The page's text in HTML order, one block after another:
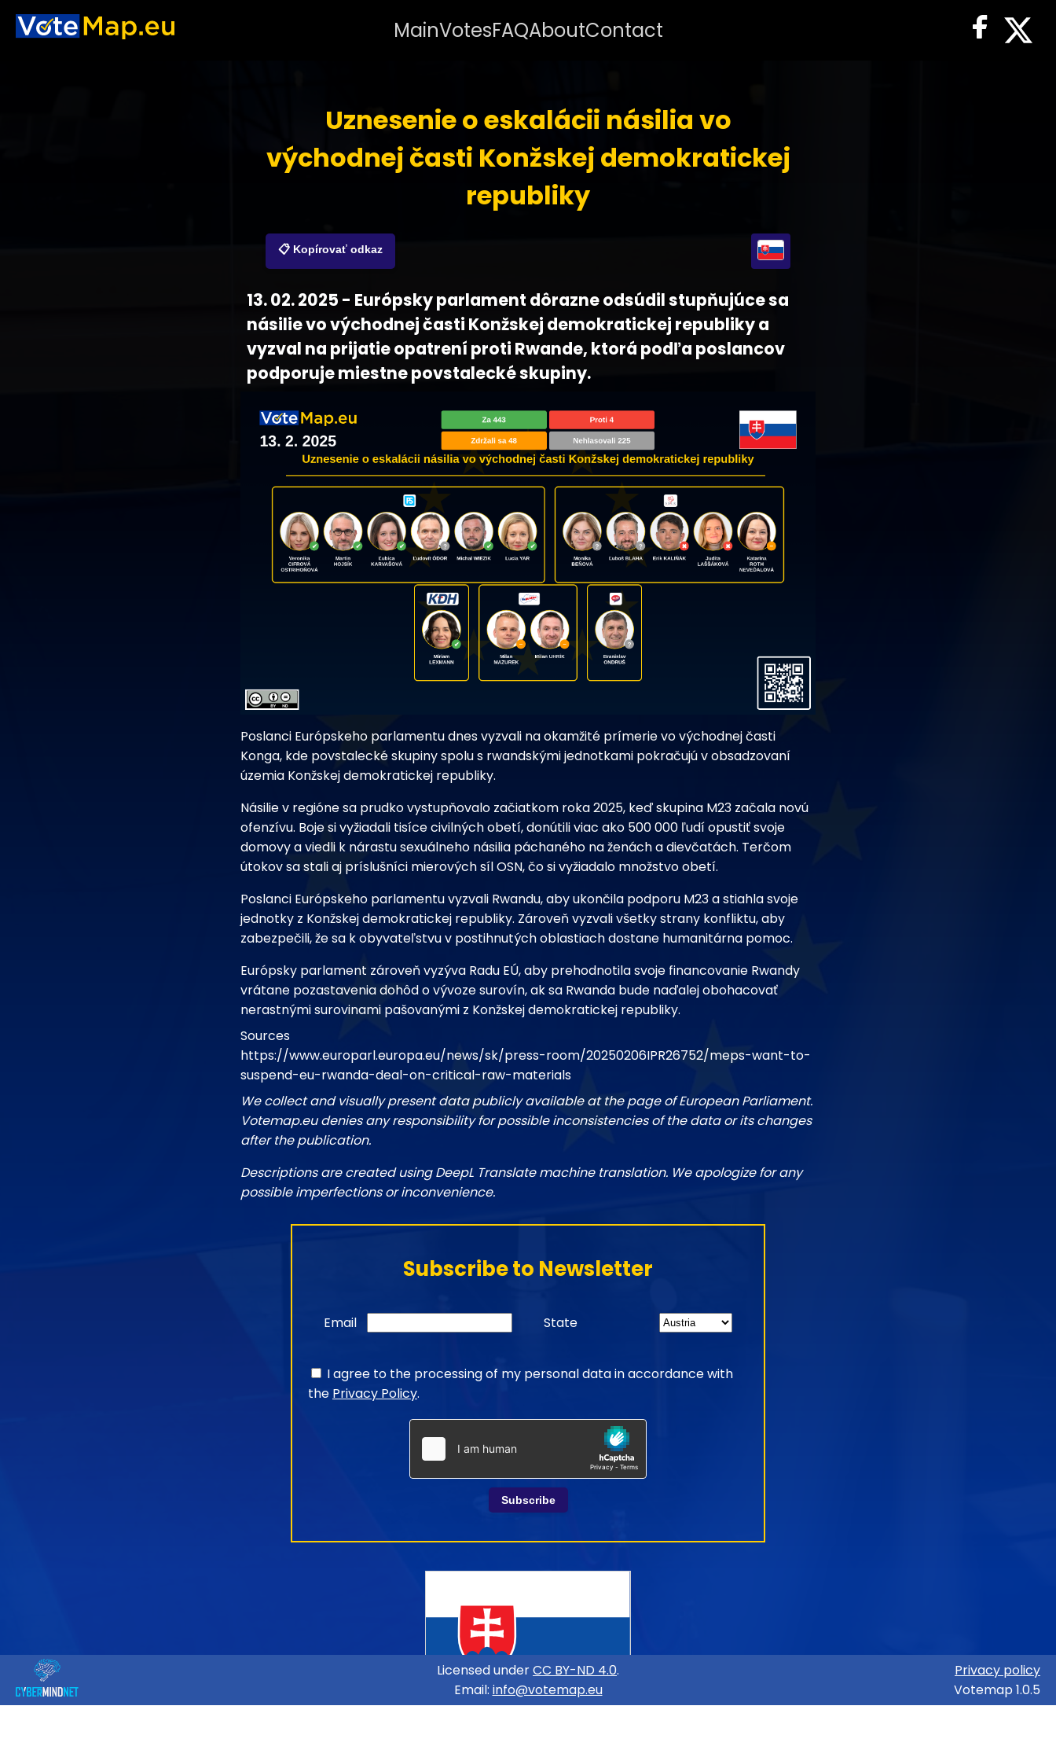
MainVotesFAQAboutContact
Uznesenie o eskalácii násilia vo
východnej časti Konžskej demokratickej
republiky
📋 Kopírovať odkaz
13. 02. 2025 - Európsky parlament dôrazne odsúdil stupňujúce sa
násilie vo východnej časti Konžskej demokratickej republiky a
vyzval na prijatie opatrení proti Rwande, ktorá podľa poslancov
podporuje miestne povstalecké skupiny.
Poslanci Európskeho parlamentu dnes vyzvali na okamžité prímerie vo východnej časti
Konga, kde povstalecké skupiny spolu s rwandskými jednotkami pokračujú v obsadzovaní
územia Konžskej demokratickej republiky.
Násilie v regióne sa prudko vystupňovalo začiatkom roka 2025, keď skupina M23 začala novú
ofenzívu. Boje si vyžiadali tisíce civilných obetí, donútili viac ako 500 000 ľudí opustiť svoje
domovy a viedli k nárastu sexuálneho násilia páchaného na ženách a dievčatách. Terčom
útokov sa stali aj príslušníci mierových síl OSN, čo si vyžiadalo množstvo obetí.
Poslanci Európskeho parlamentu vyzvali Rwandu, aby ukončila podporu M23 a stiahla svoje
jednotky z Konžskej demokratickej republiky. Zároveň vyzvali všetky strany konfliktu, aby
zabezpečili, že sa k obyvateľstvu v postihnutých oblastiach dostane humanitárna pomoc.
Európsky parlament zároveň vyzýva Radu EÚ, aby prehodnotila svoje financovanie Rwandy
vrátane pozastavenia dohôd o vývoze surovín, ak sa Rwanda bude naďalej obohacovať
nerastnými surovinami pašovanými z Konžskej demokratickej republiky.
Sources
https://www.europarl.europa.eu/news/sk/press-room/20250206IPR26752/meps-want-to-
suspend-eu-rwanda-deal-on-critical-raw-materials
We collect and visually present data publicly available at the page of European Parliament.
Votemap.eu denies any responsibility for possible inconsistencies of the data or its changes
after the publication.
Descriptions are created using DeepL Translate machine translation. We apologize for any
possible imperfections or inconvenience.
Subscribe to Newsletter
Email State
I agree to the processing of my personal data in accordance with
the Privacy Policy.
Subscribe
Licensed underCC BY-ND 4.0.
Email: info@votemap.eu
Privacy policy
Votemap 1.0.5